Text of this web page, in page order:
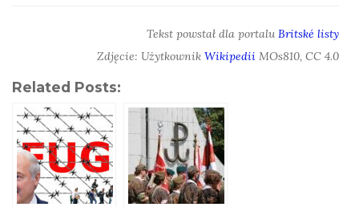
Tekst powstał dla portalu Britské listy
Zdjęcie: Użytkownik Wikipedii MOs810, CC 4.0
Related Posts: